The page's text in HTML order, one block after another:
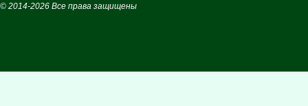
© 2014-2026 Все права защищены